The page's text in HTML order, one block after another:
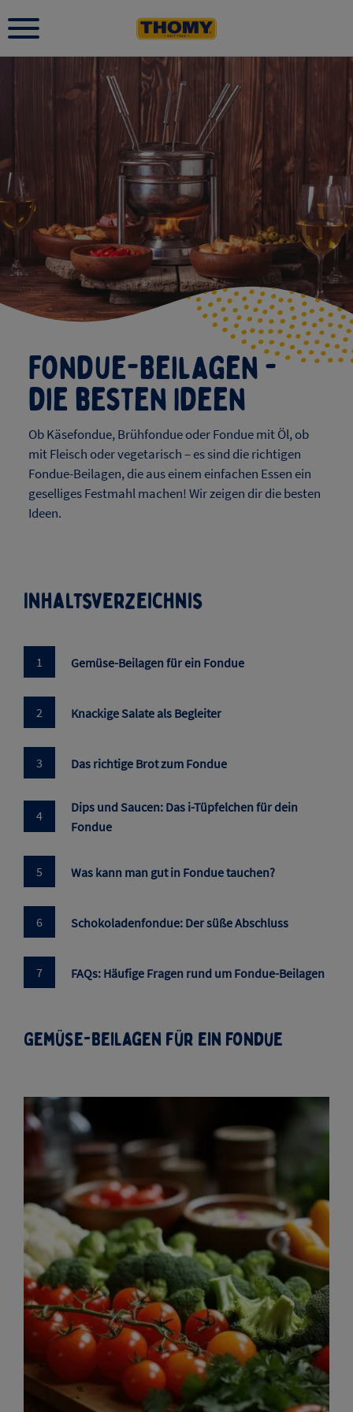
Fondue-Beilagen -
die besten Ideen
Ob Käsefondue, Brühfondue oder Fondue mit Öl, ob
mit Fleisch oder vegetarisch – es sind die richtigen
Fondue-Beilagen, die aus einem einfachen Essen ein
geselliges Festmahl machen! Wir zeigen dir die besten
Ideen.
Inhaltsverzeichnis​​​​
Gemüse-Beilagen für ein Fondue
Knackige Salate als Begleiter
Das richtige Brot zum Fondue
Dips und Saucen: Das i-Tüpfelchen für dein
Fondue
Was kann man gut in Fondue tauchen?
Schokoladenfondue: Der süße Abschluss
FAQs: Häufige Fragen rund um Fondue-Beilagen
Gemüse-Beilagen für ein Fondue